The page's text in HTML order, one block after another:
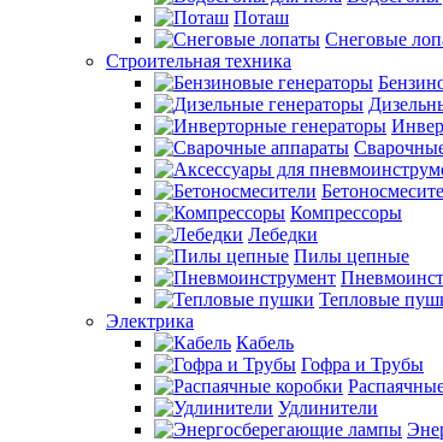
Поташ
Снеговые
Строительная техника
Компрессоры
Лебедки
Пилы цепные
Тепловые
Электрика
Кабель
Гофра и Трубы
Удлинители